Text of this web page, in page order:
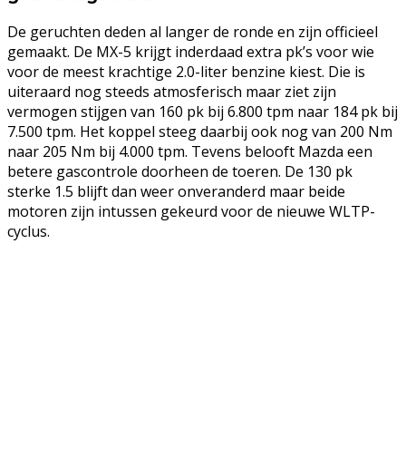
De geruchten deden al langer de ronde en zijn officieel
gemaakt. De MX-5 krijgt inderdaad extra pk’s voor wie
voor de meest krachtige 2.0-liter benzine kiest. Die is
uiteraard nog steeds atmosferisch maar ziet zijn
vermogen stijgen van 160 pk bij 6.800 tpm naar 184 pk bij
7.500 tpm. Het koppel steeg daarbij ook nog van 200 Nm
naar 205 Nm bij 4.000 tpm. Tevens belooft Mazda een
betere gascontrole doorheen de toeren. De 130 pk
sterke 1.5 blijft dan weer onveranderd maar beide
motoren zijn intussen gekeurd voor de nieuwe WLTP-
cyclus.